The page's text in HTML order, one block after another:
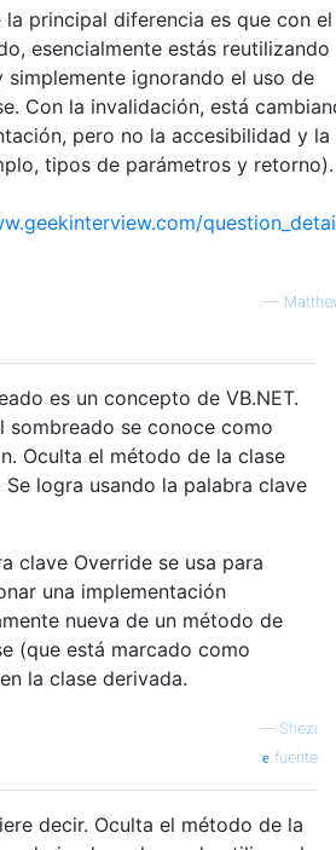
la principal diferencia es que con el
esencialmente estás reutilizando
simplemente ignorando el uso de
Con la invalidación, está
pero no la accesibilidad y la
tipos de parámetros y retorno).
—
es un concepto de VB.NET.
sombreado se conoce como
Oculta el método de la clase
Se logra usando la palabra clave
clave Override se usa para
una implementación
nueva de un método de
(que está marcado como
la clase derivada.
— Shezi
fuente
decir. Oculta el método de la